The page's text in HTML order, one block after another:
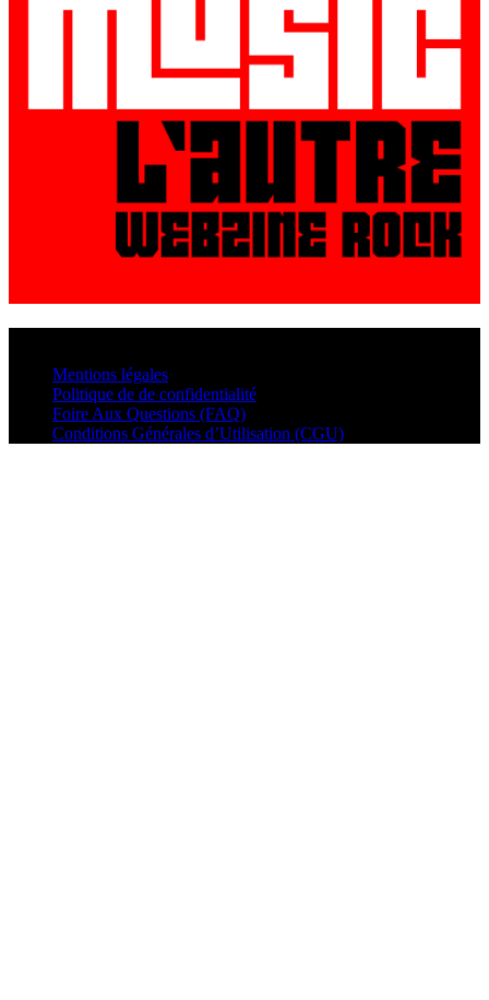
Mentions légales
Politique de de confidentialité
Foire Aux Questions (FAQ)
Conditions Générales d’Utilisation (CGU)